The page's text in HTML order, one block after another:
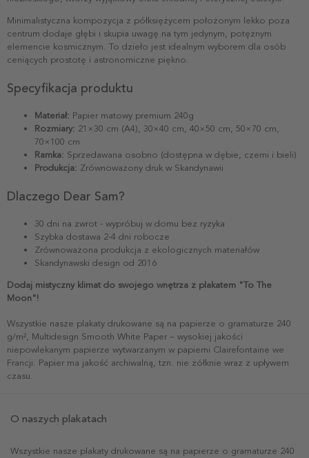
Minimalistyczna kompozycja z półksiężycem położonym lekko poza
centrum dodaje głębi i skupia uwagę na tym jedynym, potężnym
elemencie kosmicznym. To dzieło jest idealnym wyborem dla osób
ceniących prostotę i astronomiczne piękno.
Specyfikacja produktu
Materiał: Papier matowy premium 240g
Rozmiary: 21×30 cm (A4), 30×40 cm, 40×50 cm, 50×70 cm,
70×100 cm
Ramka: Sprzedawana osobno (dostępna w dębie, czerni i bieli)
Produkcja: Zrównoważony druk w Skandynawii
Dlaczego Dear Sam?
30 dni na zwrot - wypróbuj w domu bez ryzyka
Szybka dostawa 2-4 dni robocze
Zrównoważona produkcja z ekologicznych materiałów
Skandynawski design od 2016
Dodaj mistyczny klimat do swojego wnętrza z plakatem "To The
Moon"!
Wszystkie nasze plakaty drukowane są na papierze o gramaturze 240
g/m², Multidesign Smooth White Paper – wysokiej jakości
niepowlekanym papierze wytwarzanym w papierni Clairefontaine we
Francji. Papier ma jakość archiwalną, tzn. nie żółknie wraz z upływem
czasu.
O naszych plakatach
Wszystkie nasze plakaty drukowane są na papierze o gramaturze 240